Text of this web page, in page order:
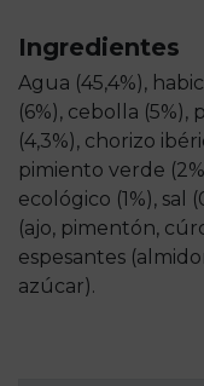
Ingredientes
Agua (45,4%),
(6%), cebolla
(4,3%), chorizo
pimiento verde
ecológico (1%), sal
(ajo, pimentón,
espesantes
azúcar).